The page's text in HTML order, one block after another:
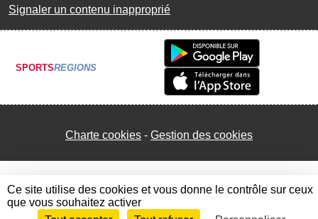
Signaler un contenu inapproprié
SPORTSREGIONS
Charte cookies Gestion des cookies
Ce site utilise des cookies et vous donne le contrôle sur ceux
que vous souhaitez activer